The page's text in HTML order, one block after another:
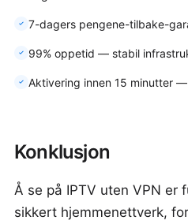
7-dagers pengene-tilbake-
99% oppetid — stabil
Aktivering innen 15 minutter
Konklusjon
Å se på IPTV uten VPN er
sikkert hjemmenettverk,